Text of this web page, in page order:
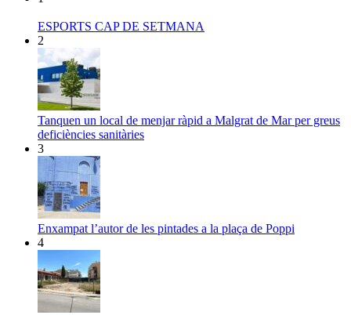
ESPORTS CAP DE SETMANA
2
Tanquen un local de menjar ràpid a Malgrat de Mar per greus
deficiències sanitàries
3
Enxampat l’autor de les pintades a la plaça de Poppi
4